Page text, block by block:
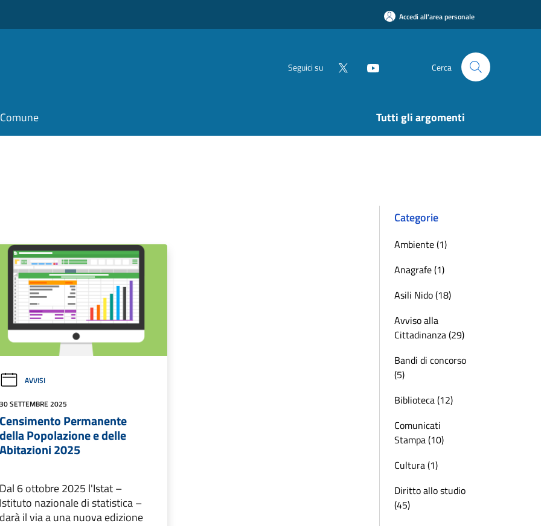
Accedi all'area personale
Seguici su Cerca
Tutti gli argomenti
AVVISI
SETTEMBRE 2025
Permanente
Popolazione e delle
2025
6 ottobre 2025 l'Istat –
nazionale di statistica –
il via a una nuova edizione
Categorie
Ambiente (1)
Anagrafe (1)
Asili Nido (18)
Avviso alla
Cittadinanza (29)
Bandi di concorso
(5)
Biblioteca (12)
Comunicati
Stampa (10)
Cultura (1)
Diritto allo studio
(45)